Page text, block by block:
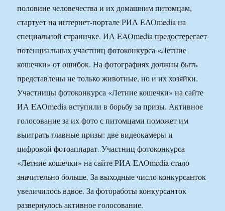
половине человечества и их домашним питомцам,
стартует на интернет-портале РИА ЕАОmedia на
специальной страничке. ИА EAOmedia предостерегает
потенциальных участниц фотоконкурса «Летние
кошечки» от ошибок. На фотографиях должны быть
представлены не только животные, но и их хозяйки.
Участницы фотоконкурса «Летние кошечки» на сайте
ИА EAOmedia вступили в борьбу за призы. Активное
голосование за их фото с питомцами поможет им
выиграть главные призы: две видеокамеры и
цифровой фотоаппарат. Участниц фотоконкурса
«Летние кошечки» на сайте РИА EAOmedia стало
значительно больше. За выходные число конкурсанток
увеличилось вдвое. За фотоработы конкурсанток
развернулось активное голосование.